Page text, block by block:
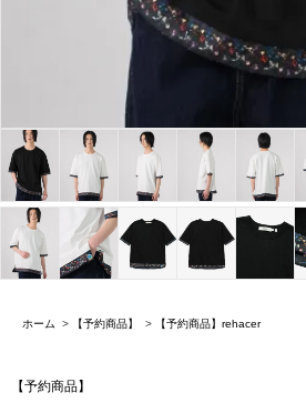
ホーム > 【予約商品】 > 【予約商品】rehacer
【予約商品】